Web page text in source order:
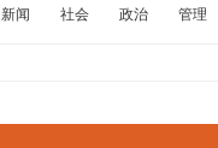
新闻 社会 政治 管理